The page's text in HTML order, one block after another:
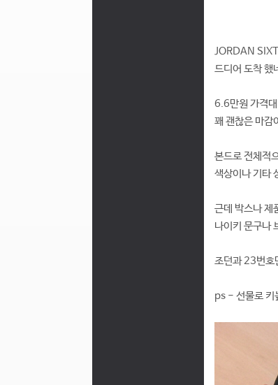
JORDAN
드디어 도착 했
6.6만원 가격
꽤 괜찮은 마감
본드로 전체적
색상이나 기타
근데 박스나 제
나이키 문구나
조던과 23번호
ps - 선물로 키